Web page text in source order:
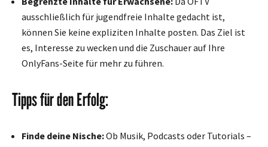
ausschließlich für jugendfreie Inhalte gedacht ist,
können Sie keine expliziten Inhalte posten. Das Ziel ist
es, Interesse zu wecken und die Zuschauer auf Ihre
OnlyFans-Seite für mehr zu führen.
Tipps für den Erfolg:
Finde deine Nische:Ob Musik, Podcasts oder Tutorials –